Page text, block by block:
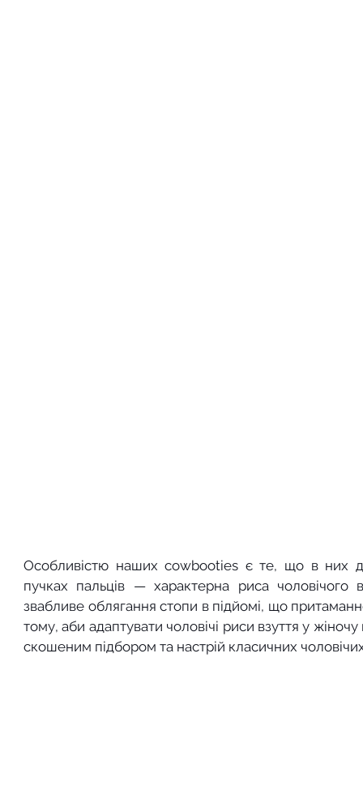
Особливістю наших cowbooties є те, що в них
пучках пальців — характерна риса
звабливе облягання стопи в підйомі, що
тому, аби адаптувати чоловічі риси взуття у
скошеним підбором та настрій класичних